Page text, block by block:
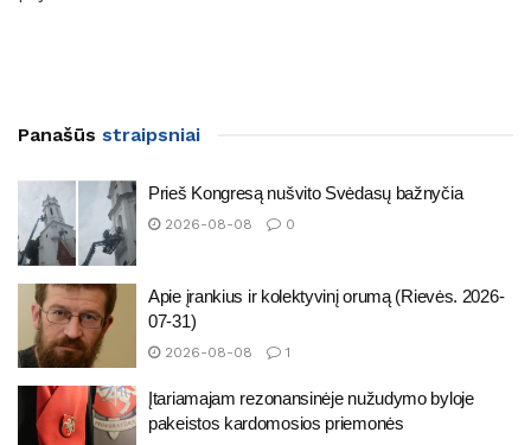
Panašūs straipsniai
Prieš Kongresą nušvito Svėdasų bažnyčia
2026-08-08 0
Apie įrankius ir kolektyvinį orumą (Rievės. 2026-
07-31)
2026-08-08 1
Įtariamajam rezonansinėje nužudymo byloje
pakeistos kardomosios priemonės